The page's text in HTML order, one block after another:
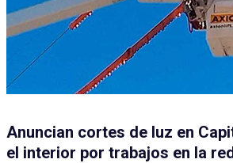
Anuncian cortes de luz en
el interior por trabajos en la